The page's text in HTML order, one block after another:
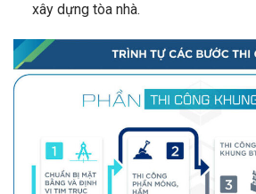
xây dựng tòa nhà.